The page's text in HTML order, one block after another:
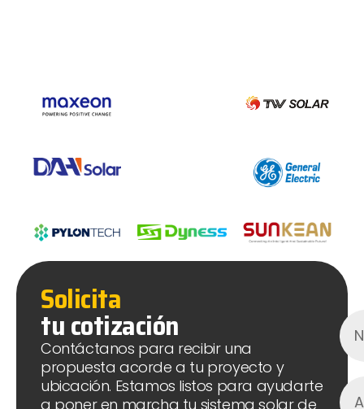
Solicita
tu cotización
Contáctanos para recibir una
propuesta acorde a tu proyecto y
ubicación. Estamos listos para ayudarte
a poner en marcha tu sistema solar de